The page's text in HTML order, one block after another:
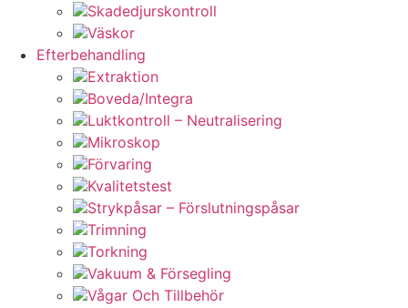
Skadedjurskontroll
Väskor
Efterbehandling
Extraktion
Boveda/Integra
Luktkontroll – Neutralisering
Mikroskop
Förvaring
Kvalitetstest
Strykpåsar – Förslutningspåsar
Trimning
Torkning
Vakuum & Försegling
Vågar Och Tillbehör